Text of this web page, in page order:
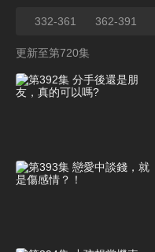
332-361 362-391
更新至第720集